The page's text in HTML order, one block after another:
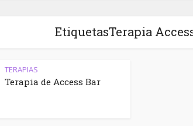
EtiquetasTerapia
TERAPIAS
Terapia de Access Bar